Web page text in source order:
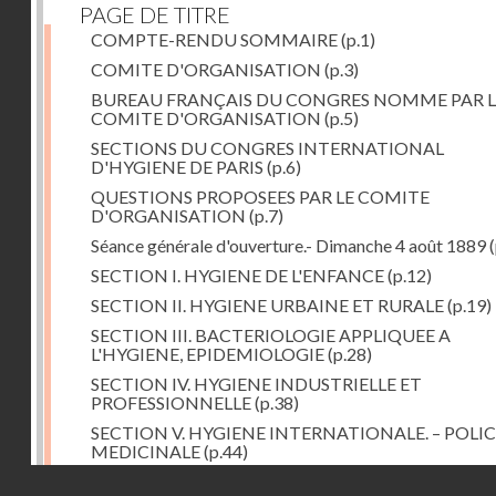
PAGE DE TITRE
COMPTE-RENDU SOMMAIRE(p.1)
COMITE D'ORGANISATION (p.3)
BUREAU FRANÇAIS DU CONGRES NOMME PAR
COMITE D'ORGANISATION (p.5)
SECTIONS DU CONGRES INTERNATIONAL
D'HYGIENE DE PARIS (p.6)
QUESTIONS PROPOSEES PAR LE COMITE
D'ORGANISATION (p.7)
Séance générale d'ouverture.- Dimanche 4 août 1889
SECTION I. HYGIENE DE L'ENFANCE(p.12)
SECTION II. HYGIENE URBAINE ET RURALE(p.19)
SECTION III. BACTERIOLOGIE APPLIQUEE A
L'HYGIENE, EPIDEMIOLOGIE(p.28)
SECTION IV. HYGIENE INDUSTRIELLE ET
PROFESSIONNELLE(p.38)
SECTION V. HYGIENE INTERNATIONALE. –
MEDICINALE(p.44)